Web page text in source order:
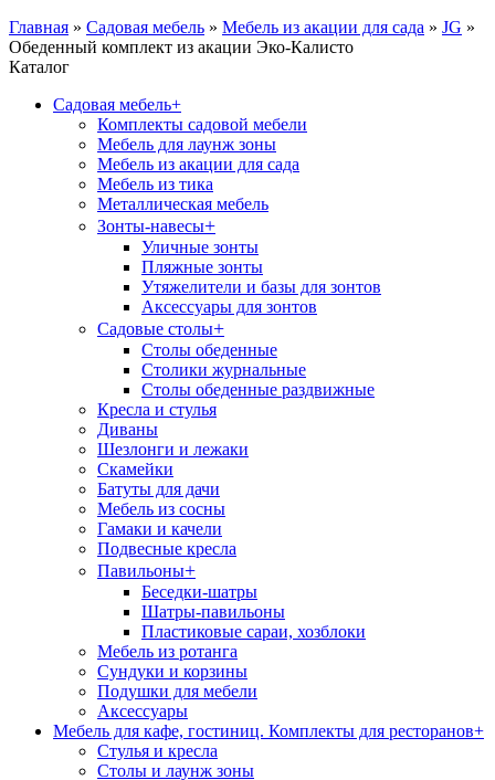
Главная » Садовая мебель » Мебель из акации для сада » JG »
Обеденный комплект из акации Эко-Калисто
Каталог
Садовая мебель+
Комплекты садовой мебели
Мебель для лаунж зоны
Мебель из акации для сада
Мебель из тика
Металлическая мебель
Зонты-навесы+
Уличные зонты
Пляжные зонты
Утяжелители и базы для зонтов
Аксессуары для зонтов
Садовые столы+
Столы обеденные
Столики журнальные
Столы обеденные раздвижные
Кресла и стулья
Диваны
Шезлонги и лежаки
Скамейки
Батуты для дачи
Мебель из сосны
Гамаки и качели
Подвесные кресла
Павильоны+
Беседки-шатры
Шатры-павильоны
Пластиковые сараи, хозблоки
Мебель из ротанга
Сундуки и корзины
Подушки для мебели
Аксессуары
Мебель для кафе, гостиниц. Комплекты для ресторанов+
Стулья и кресла
Столы и лаунж зоны